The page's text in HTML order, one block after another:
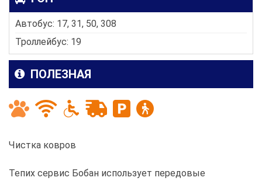
Автобус: 17, 31, 50, 308
Троллейбус: 19
ПОЛЕЗНАЯ
Чистка ковров
Тепих сервис Бобан использует передовые